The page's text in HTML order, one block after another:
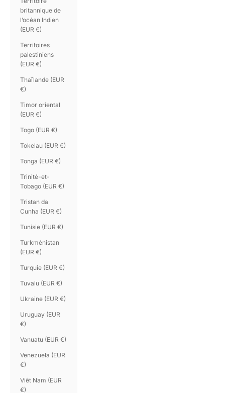
britannique de
l’océan Indien
(EUR €)
Territoires
palestiniens
(EUR €)
Thaïlande (EUR
€)
Timor oriental
(EUR €)
Togo (EUR €)
Tokelau (EUR €)
Tonga (EUR €)
Trinité-et-
Tobago (EUR €)
Tristan da
Cunha (EUR €)
Tunisie (EUR €)
Turkménistan
(EUR €)
Turquie (EUR €)
Tuvalu (EUR €)
Ukraine (EUR €)
Uruguay (EUR
€)
Vanuatu (EUR €)
Venezuela (EUR
€)
Viêt Nam (EUR
€)